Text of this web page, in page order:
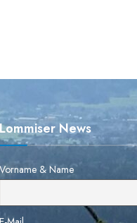
Lommiser News
Vorname & Name